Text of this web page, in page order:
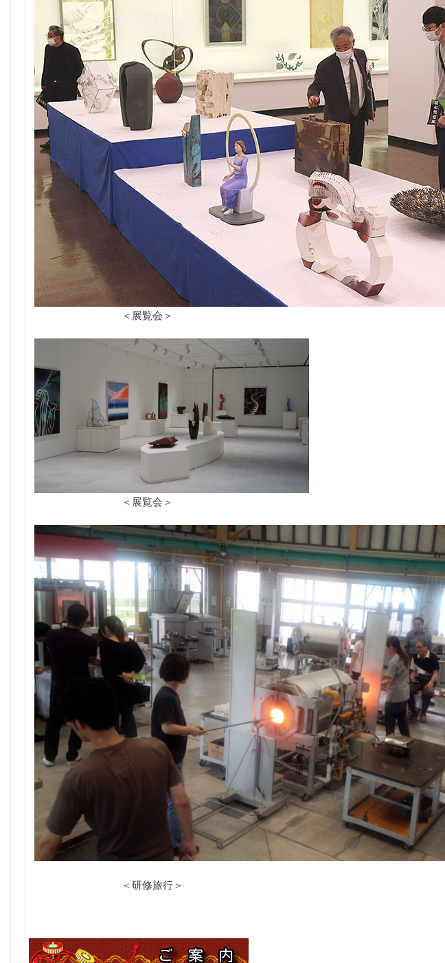
＜展覧会＞
＜展覧会＞
＜研修旅行＞